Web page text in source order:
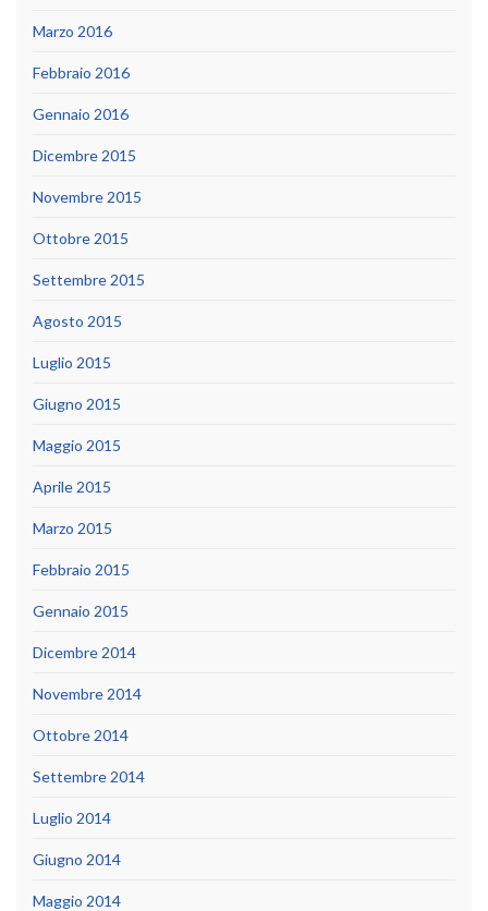
Marzo 2016
Febbraio 2016
Gennaio 2016
Dicembre 2015
Novembre 2015
Ottobre 2015
Settembre 2015
Agosto 2015
Luglio 2015
Giugno 2015
Maggio 2015
Aprile 2015
Marzo 2015
Febbraio 2015
Gennaio 2015
Dicembre 2014
Novembre 2014
Ottobre 2014
Settembre 2014
Luglio 2014
Giugno 2014
Maggio 2014